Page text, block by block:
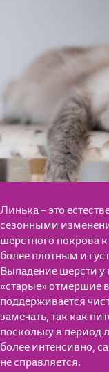
Линька – это
сезонными
шерстного покрова
более плотным и
Выпадение шерсти у
«старые» отмершие
поддерживается
замечать, так как
поскольку в период
более интенсивно,
не справляется.